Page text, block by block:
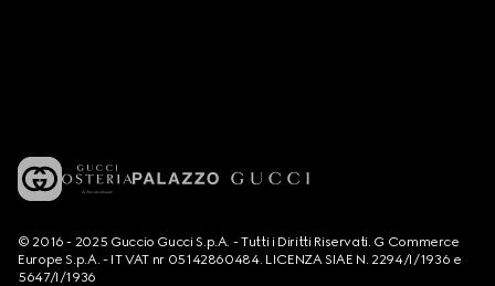
© 2016 - 2025 Guccio Gucci S.p.A. - Tutti i Diritti Riservati. G Commerce
Europe S.p.A. - IT VAT nr 05142860484. LICENZA SIAE N. 2294/I/1936 e
5647/I/1936